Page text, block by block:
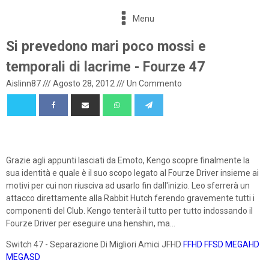
Menu
Si prevedono mari poco mossi e
temporali di lacrime - Fourze 47
Aislinn87///Agosto 28, 2012 ///Un Commento
Grazie agli appunti lasciati da Emoto, Kengo scopre finalmente la
sua identità e quale è il suo scopo legato al Fourze Driver insieme ai
motivi per cui non riusciva ad usarlo fin dall'inizio. Leo sferrerà un
attacco direttamente alla Rabbit Hutch ferendo gravemente tutti i
componenti del Club. Kengo tenterà il tutto per tutto indossando il
Fourze Driver per eseguire una henshin, ma...
Switch 47 - Separazione Di Migliori Amici JFHD FFHD FFSD MEGAHD
MEGASD